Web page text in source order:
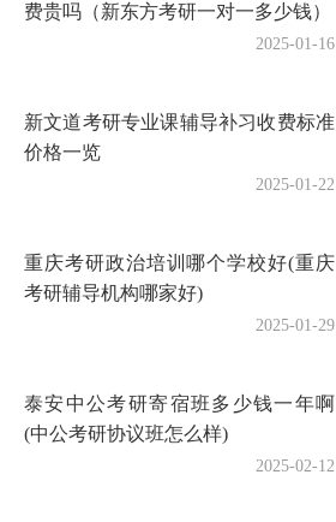
费贵吗（新东方考研一对一多少钱）
2025-01-16
新文道考研专业课辅导补习收费标准
价格一览
2025-01-22
重庆考研政治培训哪个学校好(重庆
考研辅导机构哪家好)
2025-01-29
泰安中公考研寄宿班多少钱一年啊
(中公考研协议班怎么样)
2025-02-12